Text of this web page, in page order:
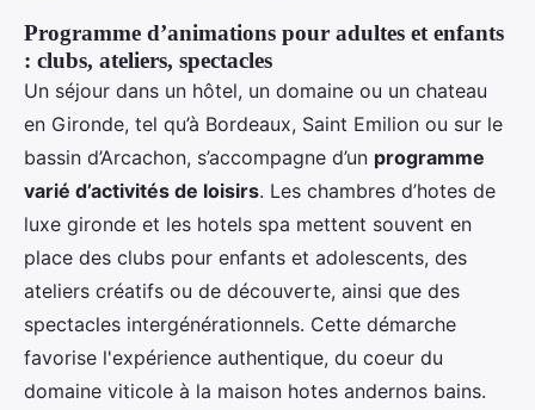
Programme d’animations pour adultes et enfants
: clubs, ateliers, spectacles
Un séjour dans un hôtel, un domaine ou un chateau
en Gironde, tel qu’à Bordeaux, Saint Emilion ou sur le
bassin d’Arcachon, s’accompagne d’un programme
varié d’activités de loisirs. Les chambres d’hotes de
luxe gironde et les hotels spa mettent souvent en
place des clubs pour enfants et adolescents, des
ateliers créatifs ou de découverte, ainsi que des
spectacles intergénérationnels. Cette démarche
favorise l'expérience authentique, du coeur du
domaine viticole à la maison hotes andernos bains.